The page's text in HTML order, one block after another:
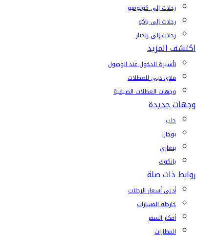
رحلات إلى كولومبو
رحلات إلى باكو
رحلات إلى زنجبار
اكتشف المزيد
تأشيرة الدخول عند الوصول
فلاي دبي للعطلات
وجهات العطلات الصيفية
وجهات جديدة
حلب
بوخارا
بنغازي
بانكوك
روابط ذات صلة
أدنى أسعار الرحلات
خارطة المسارات
أفكار السفر
المطارات